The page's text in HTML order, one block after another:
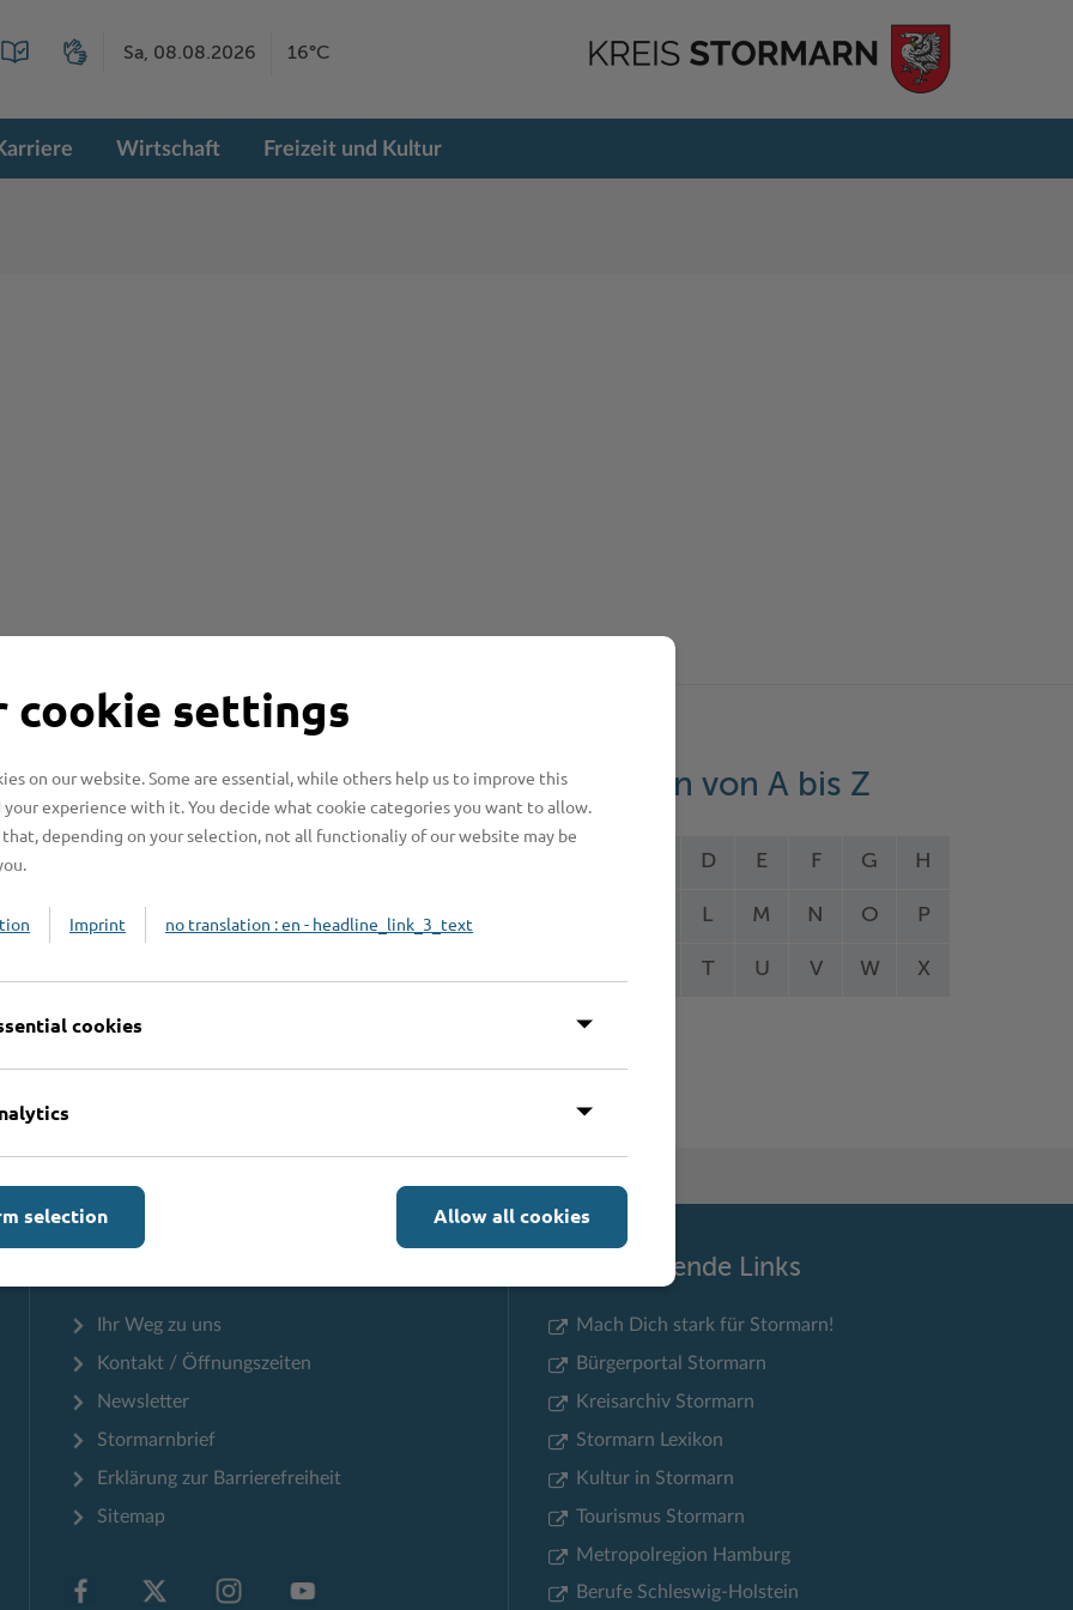
Sa, 08.08.2026 16°C
Wirtschaft Freizeit und Kultur
Online-Services
Formulare
Leistungen von A bis Z
D E F G H
L M N O P
T U V W X
Ihr Weg zu uns
Kontakt / Öffnungszeiten
Newsletter
Stormarnbrief
Erklärung zur Barrierefreiheit
Sitemap
Weiterführende Links
Mach Dich stark für Stormarn!
Bürgerportal Stormarn
Kreisarchiv Stormarn
Stormarn Lexikon
Kultur in Stormarn
Tourismus Stormarn
Metropolregion Hamburg
Berufe Schleswig-Holstein
cookie settings
on our website. Some are essential, while others help us to improve this
experience with it. You decide what cookie categories you want to allow.
depending on your selection, not all functionaliy of our website may be
Imprint no translation : en - headline_link_3_text
cookies
Allow all cookies
selection